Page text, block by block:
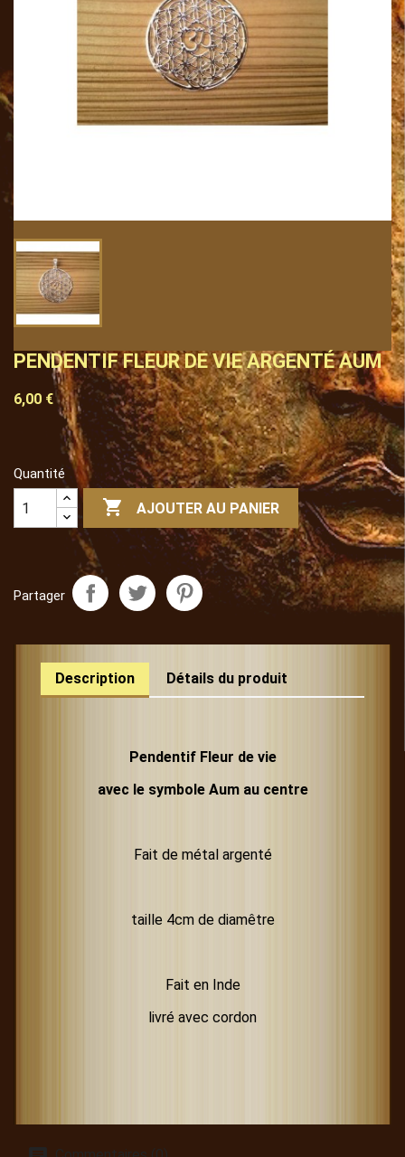
PENDENTIF FLEUR DE VIE ARGENTÉ AUM
6,00 €
Quantité
 AJOUTER AU PANIER
Partager
Description Détails du produit
Pendentif Fleur de vie
avec le symbole Aum au centre
Fait de métal argenté
taille 4cm de diamêtre
Fait en Inde
livré avec cordon